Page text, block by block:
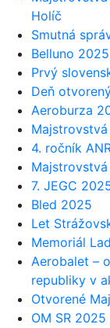
Holíč
Smutná
Belluno 2025
Prvý
Deň
Aeroburza
4. ročník
7. JEGC
Bled 2025
Let
Memoriál
Aerobalet –
republiky v
Otvorené
OM SR